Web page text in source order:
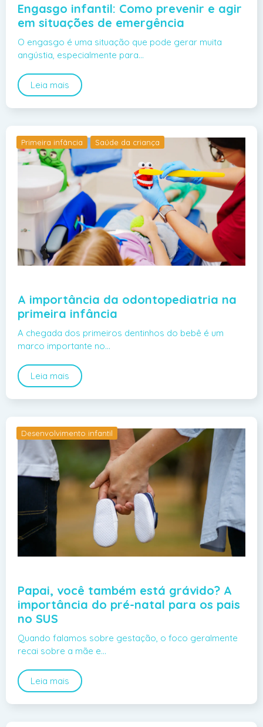
Engasgo infantil: Como prevenir e agir
em situações de emergência
O engasgo é uma situação que pode gerar muita
angústia, especialmente para…
Leia mais
Primeira infância Saúde da criança
A importância da odontopediatria na
primeira infância
A chegada dos primeiros dentinhos do bebê é um
marco importante no…
Leia mais
Desenvolvimento infantil
Papai, você também está grávido? A
importância do pré-natal para os pais
no SUS
Quando falamos sobre gestação, o foco geralmente
recai sobre a mãe e…
Leia mais